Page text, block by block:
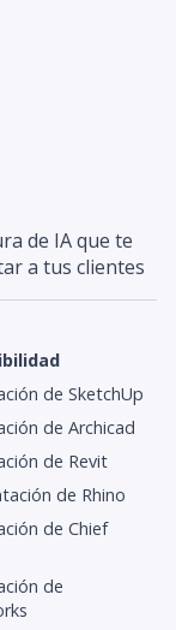
de IA que te
a tus clientes
de SketchUp
de Archicad
de Revit
de Rhino
de Chief
de